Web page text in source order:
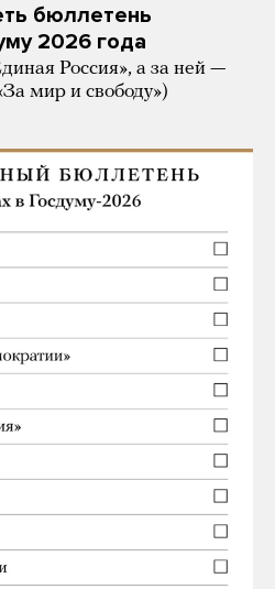
бюллетень
2026 года
Россия», а за ней —
мир и свободу»)